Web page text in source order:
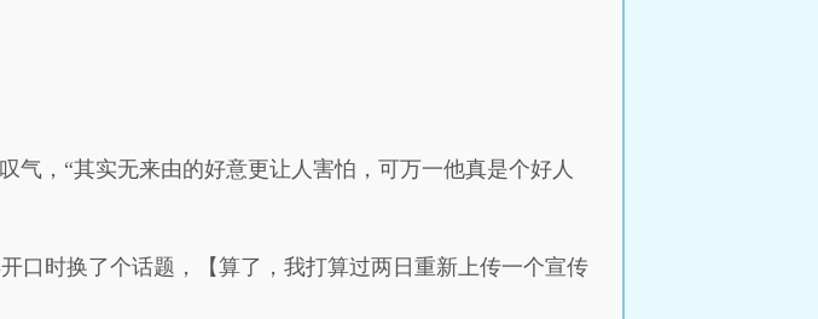
气，“其实无来由的好意更让人害怕，可万一他真是个好人
口时换了个话题，【算了，我打算过两日重新上传一个宣传